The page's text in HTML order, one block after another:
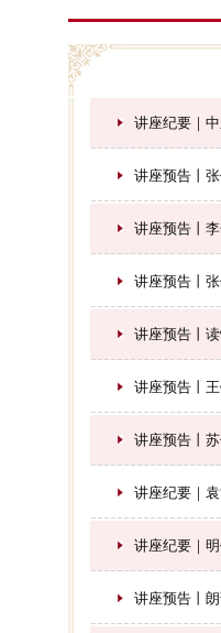
讲座纪要｜
讲座预告丨
讲座预告丨
讲座预告丨
讲座预告丨
讲座预告丨
讲座预告丨
讲座纪要｜
讲座纪要｜
讲座预告丨